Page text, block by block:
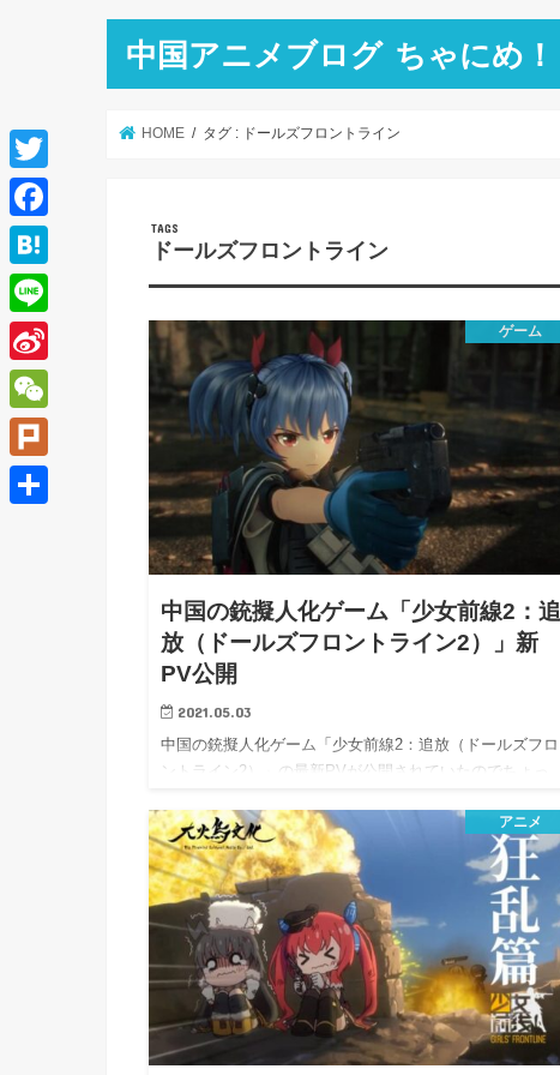
中国アニメブログ ちゃにめ！
HOME タグ : ドールズフロントライン
ドールズフロントライン
ゲーム
中国の銃擬人化ゲーム「少女前線2：追
放（ドールズフロントライン2）」新
PV公開
2021.05.03
中国の銃擬人化ゲーム「少女前線2：追放（ドールズフロ
ントライン2）」の最新PVが公開されていたのでちょっ
アニメ
T
w
i
t
e
r
F
a
c
e
b
o
o
k
H
a
t
e
a
L
i
n
e
S
i
n
a
W
e
C
P